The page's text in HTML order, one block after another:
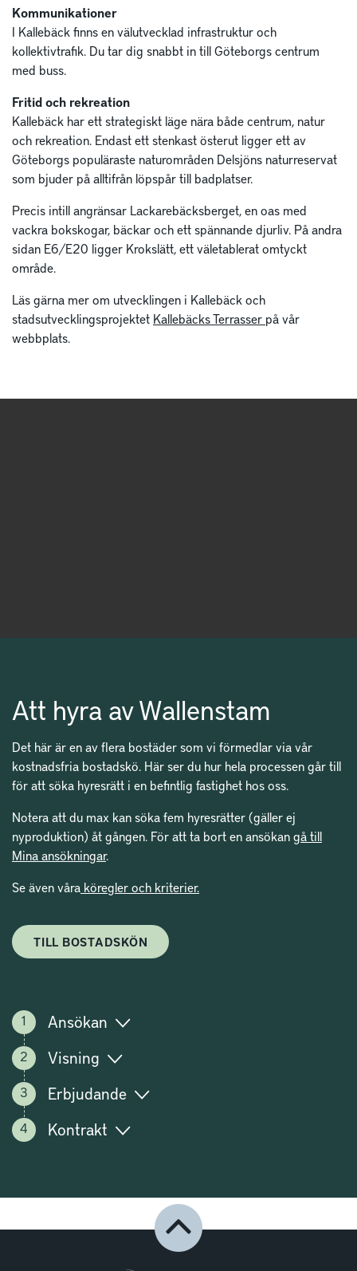
Kommunikationer
I Kallebäck finns en välutvecklad infrastruktur och
kollektivtrafik. Du tar dig snabbt in till Göteborgs centrum
med buss.
Fritid och rekreation
Kallebäck har ett strategiskt läge nära både centrum, natur
och rekreation. Endast ett stenkast österut ligger ett av
Göteborgs populäraste naturområden Delsjöns naturreservat
som bjuder på alltifrån löpspår till badplatser.
Precis intill angränsar Lackarebäcksberget, en oas med
vackra bokskogar, bäckar och ett spännande djurliv. På andra
sidan E6/E20 ligger Krokslätt, ett väletablerat omtyckt
område.
Läs gärna mer om utvecklingen i Kallebäck och
stadsutvecklingsprojektet Kallebäcks Terrasser på vår
webbplats.
Att hyra av Wallenstam
Det här är en av flera bostäder som vi förmedlar via vår
kostnadsfria bostadskö. Här ser du hur hela processen går till
för att söka hyresrätt i en befintlig fastighet hos oss.
Notera att du max kan söka fem hyresrätter (gäller ej
nyproduktion) åt gången. För att ta bort en ansökangå till
Mina ansökningar.
Se även våra köregler och kriterier.
TILL BOSTADSKÖN
Ansökan
Visning
Erbjudande
Kontrakt